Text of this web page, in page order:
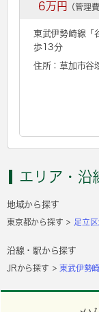
6万円 （管理
東武伊勢崎線「
歩13分
住所：草加市谷
エリア・沿
地域から探す
東京都から探す 足立
沿線・駅から探す
JRから探す 東武伊勢